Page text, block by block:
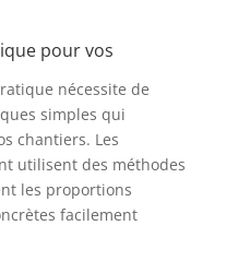
pour vos
nécessite de
simples qui
chantiers. Les
utilisent des méthodes
les proportions
facilement